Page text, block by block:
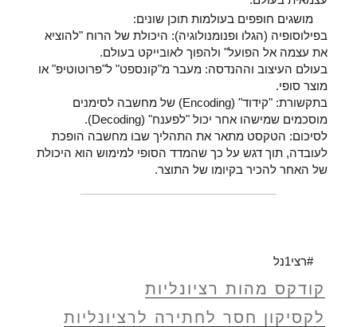
מושגים חופפים בעולמות תוכן שונים:
בפילוסופיה (הגלו ופנומנולוגיה): היכולת של הרוח "להוציא
את עצמה אל הפועל" ולהפוך לאובייקט בעולם.
בעולם העיצוב וההנדסה: מעבר מ"קונספט" ל"פרוטוטיפ" או
מוצר סופי.
בתקשורת: "קידוד" (Encoding) של מחשבה לסימנים
מוסכמים שמישהו אחר יכול "לפענח" (Decoding).
לסיכום: הטקסט מתאר את התהליך שבו מחשבה הופכת
לעובדה, תוך דגש על כך שהמדד הסופי למימוש הוא היכולת
של האחר להכיר בקיומו של התוצר.
#רצי1נל
קודקס מהות רציונליות
לקסיקון חסר לחתירה לרציונליות